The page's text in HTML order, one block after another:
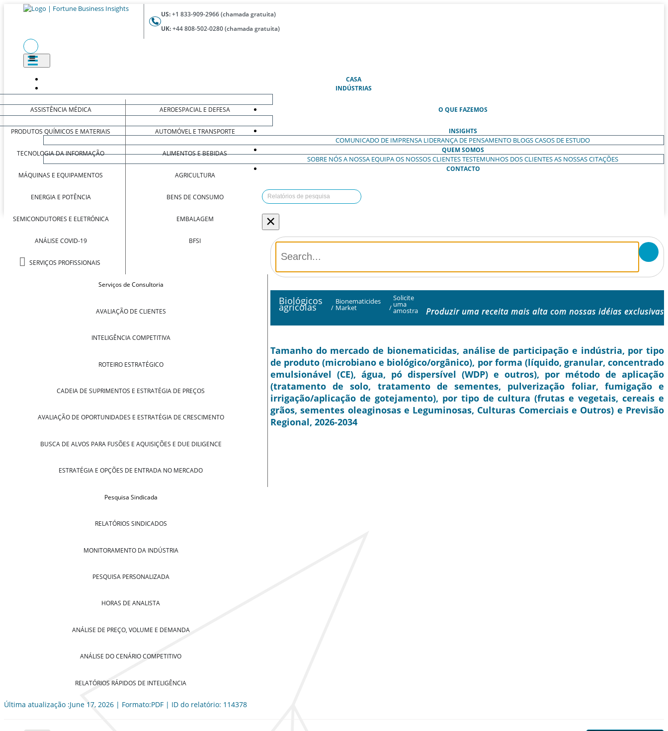
US:+1 833-909-2966 (chamada gratuita)
UK:+44 808-502-0280 (chamada gratuita)
CASA(ATUAL)
INDÚSTRIAS
ASSISTÊNCIA MÉDICA
PRODUTOS QUÍMICOS E MATERIAIS
TECNOLOGIA DA INFORMAÇÃO
MÁQUINAS E EQUIPAMENTOS
ENERGIA E POTÊNCIA
SEMICONDUTORES E ELETRÓNICA
ANÁLISE COVID-19
SERVIÇOS PROFISSIONAIS
AEROESPACIAL E DEFESA
AUTOMÓVEL E TRANSPORTE
ALIMENTOS E BEBIDAS
AGRICULTURA
BENS DE CONSUMO
EMBALAGEM
BFSI
O QUE FAZEMOS
Serviços de Consultoria
AVALIAÇÃO DE CLIENTES
INTELIGÊNCIA COMPETITIVA
ROTEIRO ESTRATÉGICO
CADEIA DE SUPRIMENTOS E ESTRATÉGIA DE PREÇOS
AVALIAÇÃO DE OPORTUNIDADES E ESTRATÉGIA DE CRESCIMENTO
BUSCA DE ALVOS PARA FUSÕES E AQUISIÇÕES E DUE DILIGENCE
ESTRATÉGIA E OPÇÕES DE ENTRADA NO MERCADO
Pesquisa Sindicada
RELATÓRIOS SINDICADOS
MONITORAMENTO DA INDÚSTRIA
PESQUISA PERSONALIZADA
HORAS DE ANALISTA
ANÁLISE DE PREÇO, VOLUME E DEMANDA
ANÁLISE DO CENÁRIO COMPETITIVO
RELATÓRIOS RÁPIDOS DE INTELIGÊNCIA
INSIGHTS
COMUNICADO DE IMPRENSA LIDERANÇA DE PENSAMENTO BLOGSCASOS DE ESTUDO
QUEM SOMOS
SOBRE NÓSA NOSSA EQUIPAOS NOSSOS CLIENTESTESTEMUNHOS DOS CLIENTESAS NOSSAS CITAÇÕES
CONTACTO
×
Biológicos
agrícolas /
Bionematicides
Market /
Solicite
uma
amostra Produzir uma receita mais alta com nossas idéias exclusivas
Tamanho do mercado de bionematicidas, análise de participação e indústria, por tipo
de produto (microbiano e biológico/orgânico), por forma (líquido, granular, concentrado
emulsionável (CE), água, pó dispersível (WDP) e outros), por método de aplicação
(tratamento de solo, tratamento de sementes, pulverização foliar, fumigação e
irrigação/aplicação de gotejamento), por tipo de cultura (frutas e vegetais, cereais e
grãos, sementes oleaginosas e Leguminosas, Culturas Comerciais e Outros) e Previsão
Regional, 2026-2034
Última atualização :June 17, 2026 | Formato:PDF | ID do relatório: 114378